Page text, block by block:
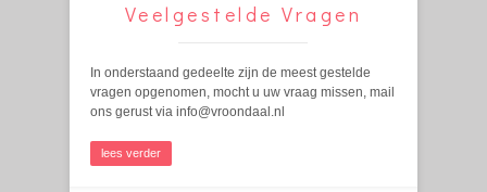
Veelgestelde Vragen
In onderstaand gedeelte zijn de meest gestelde
vragen opgenomen, mocht u uw vraag missen, mail
ons gerust via info@vroondaal.nl
lees verder